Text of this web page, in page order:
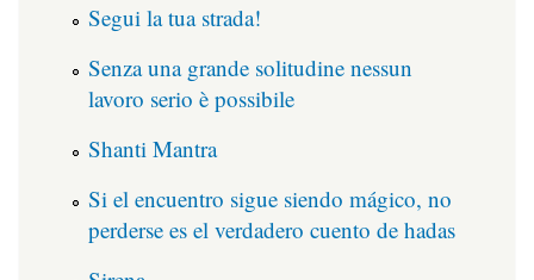
Segui la tua strada!
Senza una grande solitudine nessun
lavoro serio è possibile
Shanti Mantra
Si el encuentro sigue siendo mágico, no
perderse es el verdadero cuento de hadas